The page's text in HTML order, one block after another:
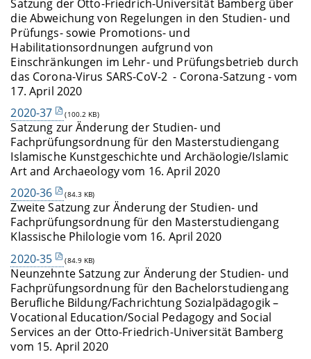
Satzung der Otto-Friedrich-Universität Bamberg über
die Abweichung von Regelungen in den Studien- und
Prüfungs- sowie Promotions- und
Habilitationsordnungen aufgrund von
Einschränkungen im Lehr- und Prüfungsbetrieb durch
das Corona-Virus SARS-CoV-2 - Corona-Satzung - vom
17. April 2020
2020-37
(100.2 KB)
Satzung zur Änderung der Studien- und
Fachprüfungsordnung für den Masterstudiengang
Islamische Kunstgeschichte und Archäologie/Islamic
Art and Archaeology vom 16. April 2020
2020-36
(84.3 KB)
Zweite Satzung zur Änderung der Studien- und
Fachprüfungsordnung für den Masterstudiengang
Klassische Philologie vom 16. April 2020
2020-35
(84.9 KB)
Neunzehnte Satzung zur Änderung der Studien- und
Fachprüfungsordnung für den Bachelorstudiengang
Berufliche Bildung/Fachrichtung Sozialpädagogik –
Vocational Education/Social Pedagogy and Social
Services an der Otto-Friedrich-Universität Bamberg
vom 15. April 2020